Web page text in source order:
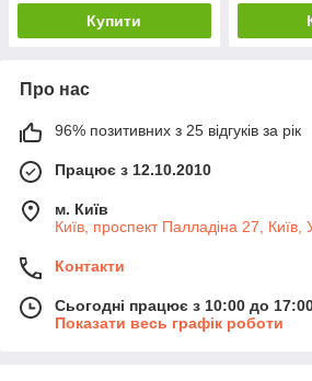
Купити
Про нас
96% позитивних з 25 відгуків за рік
Працює з 12.10.2010
м. Київ
Київ, проспект Палладіна 27, Київ,
Контакти
Сьогодні працює з 10:00 до
Показати весь графік роботи